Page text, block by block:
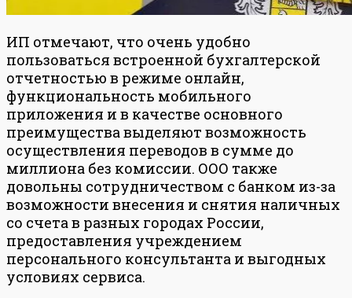
ИП отмечают, что очень удобно
пользоваться встроенной бухгалтерской
отчетностью в режиме онлайн,
функциональность мобильного
приложения и в качестве основного
преимущества выделяют возможность
осуществления переводов в сумме до
миллиона без комиссии. ООО также
довольны сотрудничеством с банком из-за
возможности внесения и снятия наличных
со счета в разных городах России,
предоставления учреждением
персонального консультанта и выгодных
условиях сервиса.